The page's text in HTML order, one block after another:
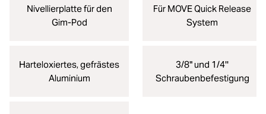
Nivellierplatte für den
Gim-Pod
Für MOVE Quick Release
System
Harteloxiertes, gefrästes
Aluminium
3/8" und 1/4''
Schraubenbefestigung